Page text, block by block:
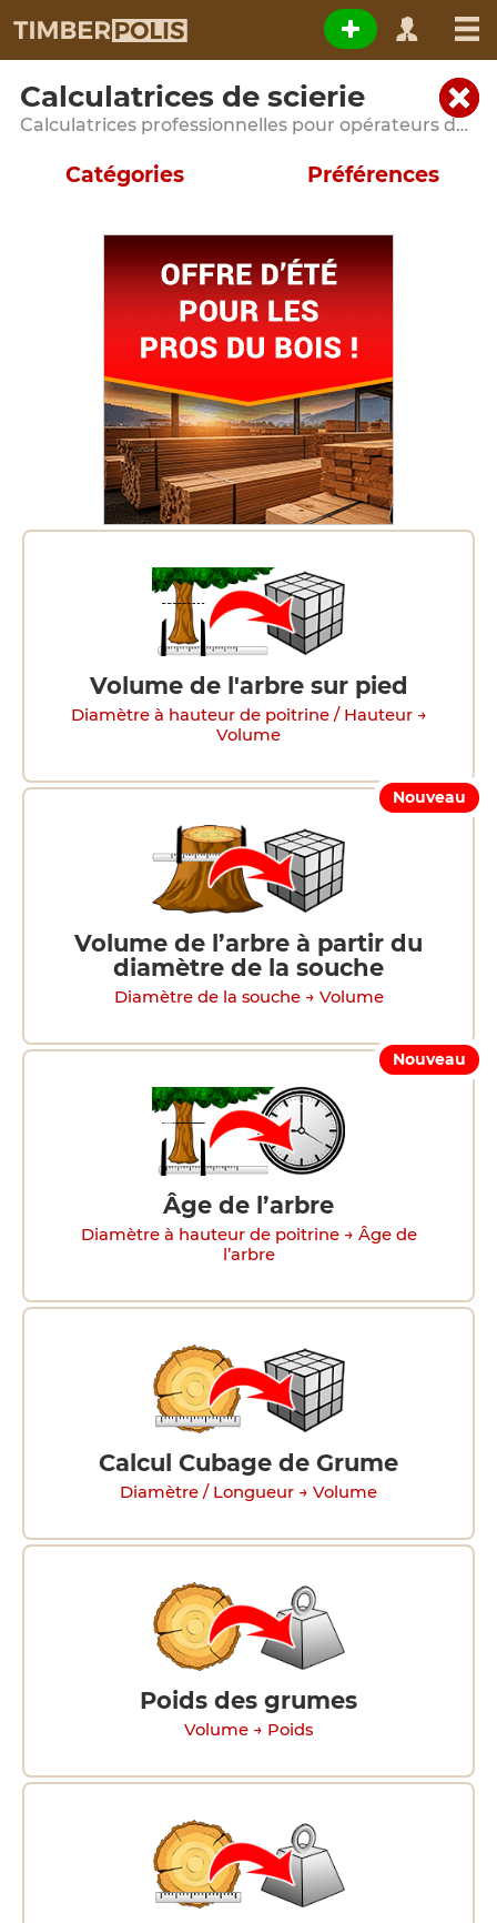
Calculatrices de scierie
Calculatrices professionnelles pour opérateurs de scieries et entreprises de transformation du bois
Catégories
Volume de l'arbre sur pied
Diamètre à hauteur de poitrine / Hauteur →
Volume
Nouveau
Volume de l’arbre à partir du
diamètre de la souche
Diamètre de la souche → Volume
Nouveau
Âge de l’arbre
Diamètre à hauteur de poitrine → Âge de
l’arbre
Calcul Cubage de Grume
Diamètre / Longueur → Volume
Poids des grumes
Volume → Poids
Préférences